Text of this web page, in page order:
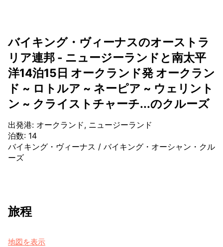
バイキング・ヴィーナスのオーストラ
リア連邦 - ニュージーランドと南太平
洋14泊15日 オークランド発 オークラン
ド ~ ロトルア ~ ネーピア ~ ウェリント
ン ~ クライストチャーチ...のクルーズ
出発港: オークランド, ニュージーランド
泊数: 14
バイキング・ヴィーナス / バイキング・オーシャン・クル
ーズ
旅程
地図を表示